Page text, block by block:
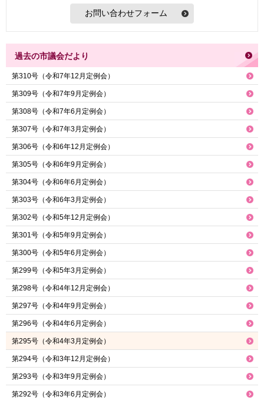
過去の市議会だより
第310号（令和7年12月定例会）
第309号（令和7年9月定例会）
第308号（令和7年6月定例会）
第307号（令和7年3月定例会）
第306号（令和6年12月定例会）
第305号（令和6年9月定例会）
第304号（令和6年6月定例会）
第303号（令和6年3月定例会）
第302号（令和5年12月定例会）
第301号（令和5年9月定例会）
第300号（令和5年6月定例会）
第299号（令和5年3月定例会）
第298号（令和4年12月定例会）
第297号（令和4年9月定例会）
第296号（令和4年6月定例会）
第295号（令和4年3月定例会）
第294号（令和3年12月定例会）
第293号（令和3年9月定例会）
第292号（令和3年6月定例会）